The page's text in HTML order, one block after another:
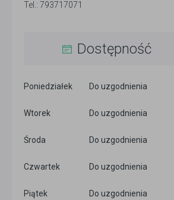
Tel.: 793717071
Dostępność
Poniedziałek Do uzgodnienia
Wtorek Do uzgodnienia
Środa Do uzgodnienia
Czwartek Do uzgodnienia
Piątek Do uzgodnienia